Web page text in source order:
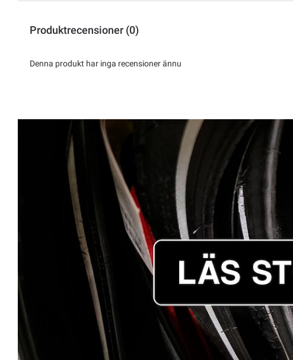
Produktrecensioner (0)
Denna produkt har inga recensioner ännu